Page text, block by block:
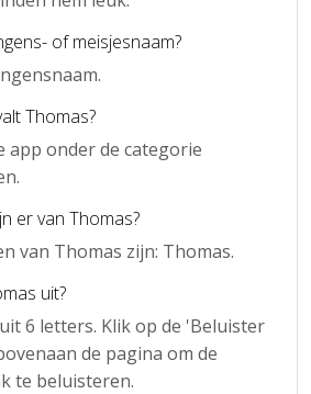
of meisjesnaam?
Thomas?
app onder de categorie
er van Thomas?
van Thomas zijn: Thomas.
uit?
6 letters. Klik op de 'Beluister
de pagina om de
te beluisteren.